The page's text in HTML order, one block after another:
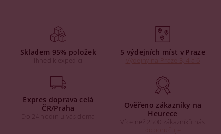
Skladem 95% položek
Ihned k expedici
5 výdejních míst v Praze
Expres doprava celá
ČR/Praha
Do 24 hodin u vás doma
Ověřeno zákazníky na
Heurece
Více než 2500 zákazníků nás